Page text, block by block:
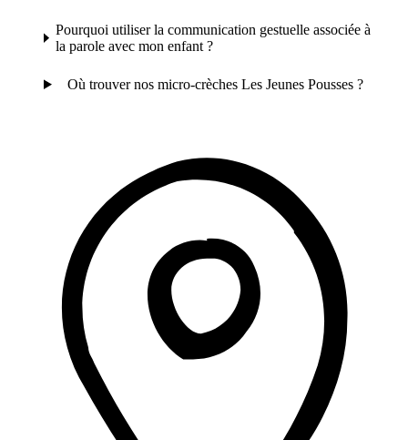
Pourquoi utiliser la communication gestuelle associée à
la parole avec mon enfant ?
Où trouver nos micro-crèches Les Jeunes Pousses ?